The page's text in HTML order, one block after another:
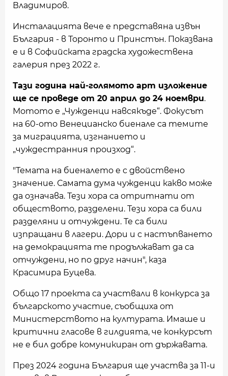
Владимиров.
Инсталацията вече е представяна извън
България - в Торонто и Принстън. Показвана
е и в Софийската градска художествена
галерия през 2022 г.
Тази година най-голямото арт изложение
ще се проведе от 20 април до 24 ноември.
Мотото е „Чужденци навсякъде“. Фокусът
на 60-ото Венецианско биенале са темите
за миграцията, изгнанието и
„чуждестранния произход“.
"Темата на биеналето е с двойствено
значение. Самата дума чужденци какво може
да означава. Тези хора са отритнати от
обществото, разделени. Тези хора са били
разделяни и отчуждени. Те са били
изпращани в лагери. Дори и с настъпването
на демокрацията те продължават да са
отчуждени, но по друг начин", каза
Красимира Буцева.
Общо 17 проекта са участвали в конкурса за
българското участие, съобщиха от
Министерството на културата. Имаше и
критични гласове в гилдията, че конкурсът
не е бил добре комуникиран от държавата.
През 2024 година България ще участва за 11-и